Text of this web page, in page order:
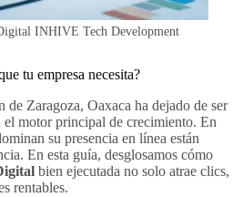
INHIVE Tech Development
tu empresa necesita?
Zaragoza, Oaxaca ha dejado de ser
motor principal de crecimiento. En
su presencia en línea están
En esta guía, desglosamos cómo
bien ejecutada no solo atrae clics,
rentables.